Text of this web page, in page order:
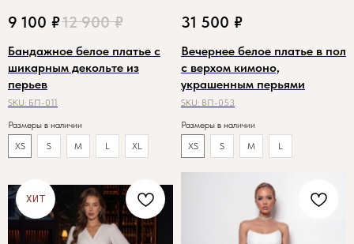
9 100 ₽12 900 ₽
Бандажное белое платье с
шикарным декольте из
перьев
SKU: БП-011
Размеры в наличии
XS
S M L XL
31 500 ₽
Вечернее белое платье в пол
с верхом кимоно,
украшенным перьями
SKU: ВП-053
Размеры в наличии
XS
S M L
ХИТ